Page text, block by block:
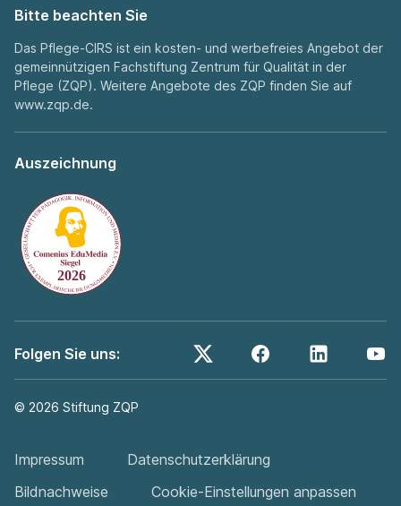
Bitte beachten Sie
Das Pflege-CIRS ist ein kosten- und werbefreies Angebot der
gemeinnützigen Fachstiftung Zentrum für Qualität in der
Pflege (ZQP). Weitere Angebote des ZQP finden Sie auf
www.zqp.de.
Auszeichnung
Folgen Sie uns:
© 2026 Stiftung ZQP
Impressum
Datenschutzerklärung
Bildnachweise
Cookie-Einstellungen anpassen